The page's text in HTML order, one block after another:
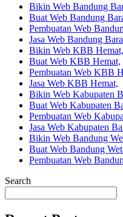
Bikin Web Bandung
Buat Web Bandung
Pembuatan Web
Jasa Web Bandung
Bikin Web KBB Hemat,
Buat Web KBB Hemat,
Pembuatan Web KBB
Jasa Web KBB Hemat,
Bikin Web Kabupaten
Buat Web Kabupaten
Pembuatan Web
Jasa Web Kabupaten
Bikin Web Bandung
Buat Web Bandung
Pembuatan Web
Search